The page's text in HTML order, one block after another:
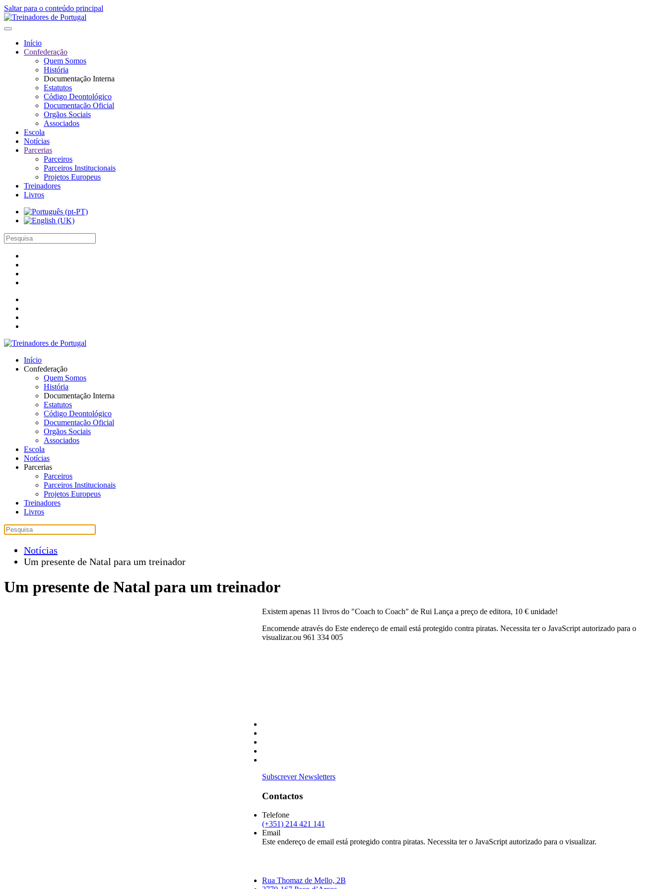
Saltar para o conteúdo principal
Início
Confederação
Quem Somos
História
Documentação Interna
Estatutos
Código Deontológico
Documentação Oficial
Orgãos Sociais
Associados
Escola
Notícias
Parcerias
Parceiros
Parceiros Institucionais
Projetos Europeus
Treinadores
Livros
Início
Confederação
Quem Somos
História
Documentação Interna
Estatutos
Código Deontológico
Documentação Oficial
Orgãos Sociais
Associados
Escola
Notícias
Parcerias
Parceiros
Parceiros Institucionais
Projetos Europeus
Treinadores
Livros
Notícias
Um presente de Natal para um treinador
Um presente de Natal para um treinador
Existem apenas 11 livros do "Coach to Coach" de Rui Lança a preço de editora, 10 € unidade!
Encomende através do Este endereço de email está protegido contra piratas. Necessita ter o JavaScript autorizado para o
visualizar.ou 961 334 005
Subscrever Newsletters
Contactos
Telefone
(+351) 214 421 141
Email
Este endereço de email está protegido contra piratas. Necessita ter o JavaScript autorizado para o visualizar.
Rua Thomaz de Mello, 2B